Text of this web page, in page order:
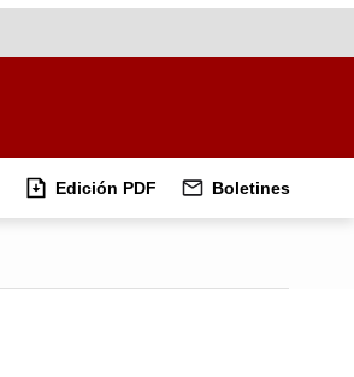
Edición PDF Boletines